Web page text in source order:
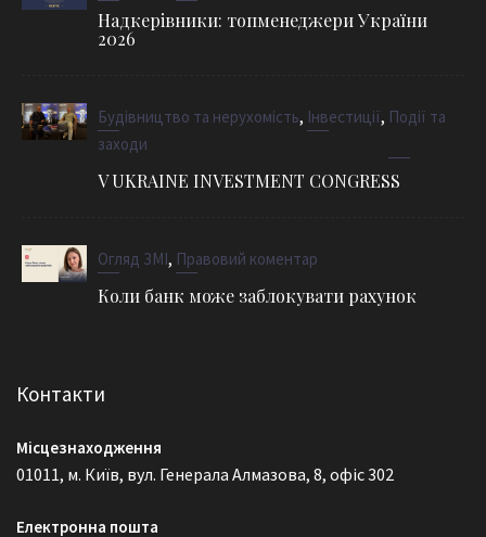
Надкерівники: топменеджери України
2026
Будівництво та нерухомість, Інвестиції, Події та
заходи
V UKRAINE INVESTMENT CONGRESS
Огляд ЗМІ, Правовий коментар
Коли банк може заблокувати рахунок
Контакти
Місцезнаходження
01011, м. Київ, вул. Генерала Алмазова, 8, офіс 302
Електронна пошта